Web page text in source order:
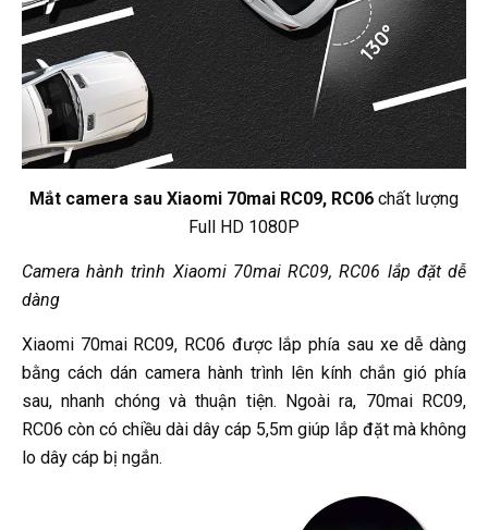
Mắt camera sau Xiaomi 70mai RC09, RC06 chất lượng
Full HD 1080P
Camera hành trình Xiaomi 70mai RC09, RC06 lắp đặt dễ
dàng
Xiaomi 70mai RC09, RC06 được lắp phía sau xe dễ dàng
bằng cách dán camera hành trình lên kính chắn gió phía
sau, nhanh chóng và thuận tiện. Ngoài ra, 70mai RC09,
RC06 còn có chiều dài dây cáp 5,5m giúp lắp đặt mà không
lo dây cáp bị ngắn.